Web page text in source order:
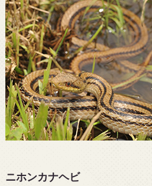
ニホンカナヘビ